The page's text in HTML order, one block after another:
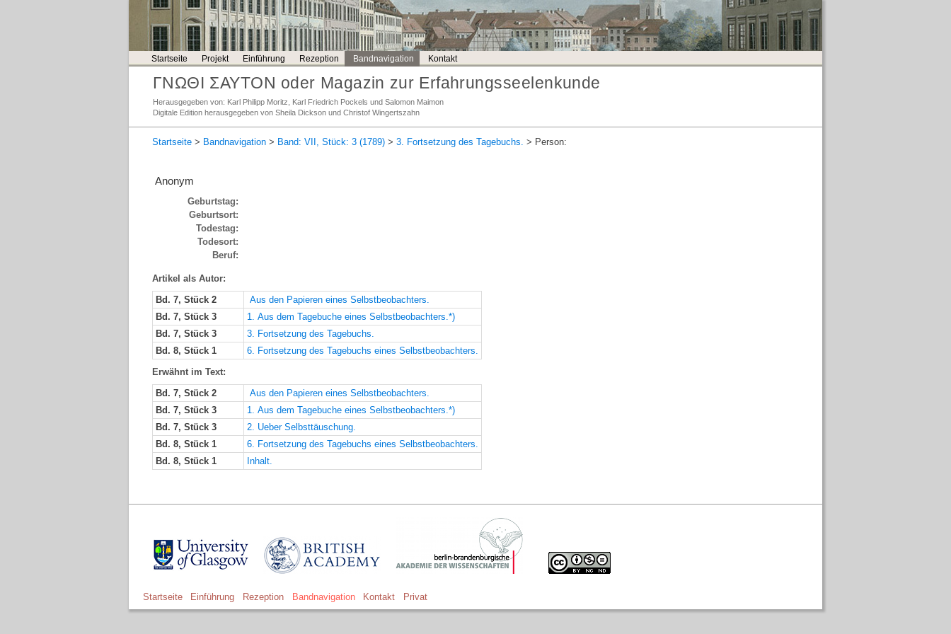
Startseite Projekt Einführung Rezeption Bandnavigation Kontakt
ΓΝΩΘΙ ΣΑΥΤΟΝ oder Magazin zur Erfahrungsseelenkunde
Herausgegeben von: Karl Philipp Moritz, Karl Friedrich Pockels und Salomon Maimon
Digitale Edition herausgegeben von Sheila Dickson und Christof Wingertszahn
Startseite > Bandnavigation > Band: VII, Stück: 3 (1789) > 3. Fortsetzung des Tagebuchs. > Person:
Anonym
Geburtstag:
Geburtsort:
Todestag:
Todesort:
Beruf:
Artikel als Autor:
Bd. 7, Stück 2
Aus den Papieren eines Selbstbeobachters.
Bd. 7, Stück 3
1. Aus dem Tagebuche eines Selbstbeobachters.*)
Bd. 7, Stück 3
3. Fortsetzung des Tagebuchs.
Bd. 8, Stück 1
6. Fortsetzung des Tagebuchs eines Selbstbeobachters.
Erwähnt im Text:
Bd. 7, Stück 2
Aus den Papieren eines Selbstbeobachters.
Bd. 7, Stück 3
1. Aus dem Tagebuche eines Selbstbeobachters.*)
Bd. 7, Stück 3
2. Ueber Selbsttäuschung.
Bd. 8, Stück 1
6. Fortsetzung des Tagebuchs eines Selbstbeobachters.
Bd. 8, Stück 1
Inhalt.
Startseite Einführung Rezeption Bandnavigation Kontakt Privat